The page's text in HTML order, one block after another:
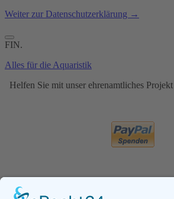
Weiter zur Datenschutzerklärung →
FIN.
Alles für die Aquaristik
Helfen Sie mit unser ehrenamtliches